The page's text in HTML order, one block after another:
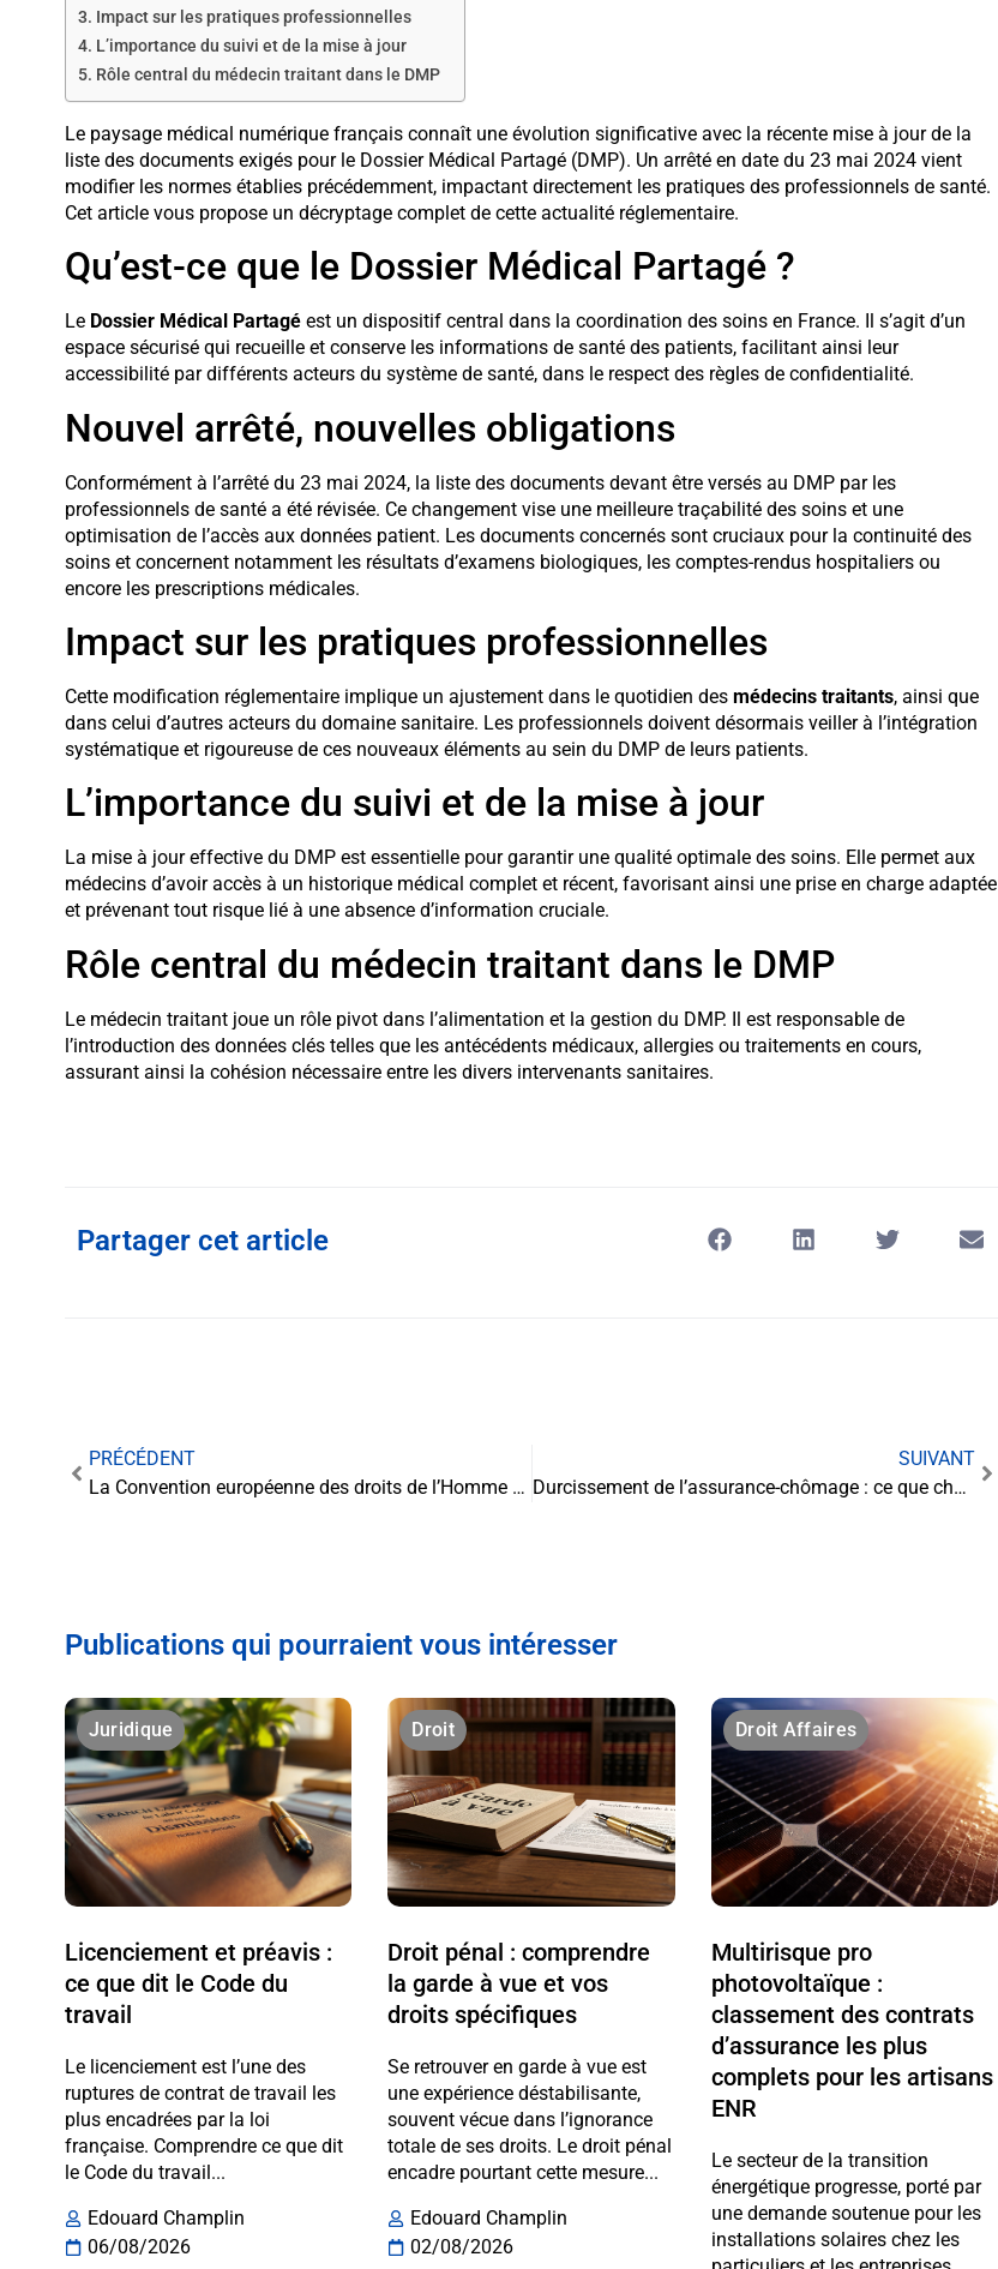
Impact sur les pratiques professionnelles
L’importance du suivi et de la mise à jour
Rôle central du médecin traitant dans le DMP
Le paysage médical numérique français connaît une évolution significative avec la récente mise à jour de la
liste des documents exigés pour le Dossier Médical Partagé (DMP). Un arrêté en date du 23 mai 2024 vient
modifier les normes établies précédemment, impactant directement les pratiques des professionnels de santé.
Cet article vous propose un décryptage complet de cette actualité réglementaire.
Qu’est-ce que le Dossier Médical Partagé ?
Le Dossier Médical Partagéest un dispositif central dans la coordination des soins en France. Il s’agit d’un
espace sécurisé qui recueille et conserve les informations de santé des patients, facilitant ainsi leur
accessibilité par différents acteurs du système de santé, dans le respect des règles de confidentialité.
Nouvel arrêté, nouvelles obligations
Conformément à l’arrêté du 23 mai 2024, la liste des documents devant être versés au DMP par les
professionnels de santé a été révisée. Ce changement vise une meilleure traçabilité des soins et une
optimisation de l’accès aux données patient. Les documents concernés sont cruciaux pour la continuité des
soins et concernent notamment les résultats d’examens biologiques, les comptes-rendus hospitaliers ou
encore les prescriptions médicales.
Impact sur les pratiques professionnelles
Cette modification réglementaire implique un ajustement dans le quotidien des médecins traitants, ainsi que
dans celui d’autres acteurs du domaine sanitaire. Les professionnels doivent désormais veiller à l’intégration
systématique et rigoureuse de ces nouveaux éléments au sein du DMP de leurs patients.
L’importance du suivi et de la mise à jour
La mise à jour effective du DMP est essentielle pour garantir une qualité optimale des soins. Elle permet aux
médecins d’avoir accès à un historique médical complet et récent, favorisant ainsi une prise en charge adaptée
et prévenant tout risque lié à une absence d’information cruciale.
Rôle central du médecin traitant dans le DMP
Le médecin traitant joue un rôle pivot dans l’alimentation et la gestion du DMP. Il est responsable de
l’introduction des données clés telles que les antécédents médicaux, allergies ou traitements en cours,
assurant ainsi la cohésion nécessaire entre les divers intervenants sanitaires.
Partager cet article
PRÉCÉDENT
La Convention européenne des droits de l’Homme et l’exhérédation: une conformité réaffirmée
SUIVANT
Durcissement de l’assurance-chômage : ce que change la réforme pour les demandeurs d’emploi
Publications qui pourraient vous intéresser
Juridique
Licenciement et préavis :
ce que dit le Code du
travail
Le licenciement est l’une des
ruptures de contrat de travail les
plus encadrées par la loi
française. Comprendre ce que dit
le Code du travail...
Edouard Champlin
06/08/2026
Droit
Droit pénal : comprendre
la garde à vue et vos
droits spécifiques
Se retrouver en garde à vue est
une expérience déstabilisante,
souvent vécue dans l’ignorance
totale de ses droits. Le droit pénal
encadre pourtant cette mesure...
Edouard Champlin
02/08/2026
Droit Affaires
Multirisque pro
photovoltaïque :
classement des contrats
d’assurance les plus
complets pour les artisans
ENR
Le secteur de la transition
énergétique progresse, porté par
une demande soutenue pour les
installations solaires chez les